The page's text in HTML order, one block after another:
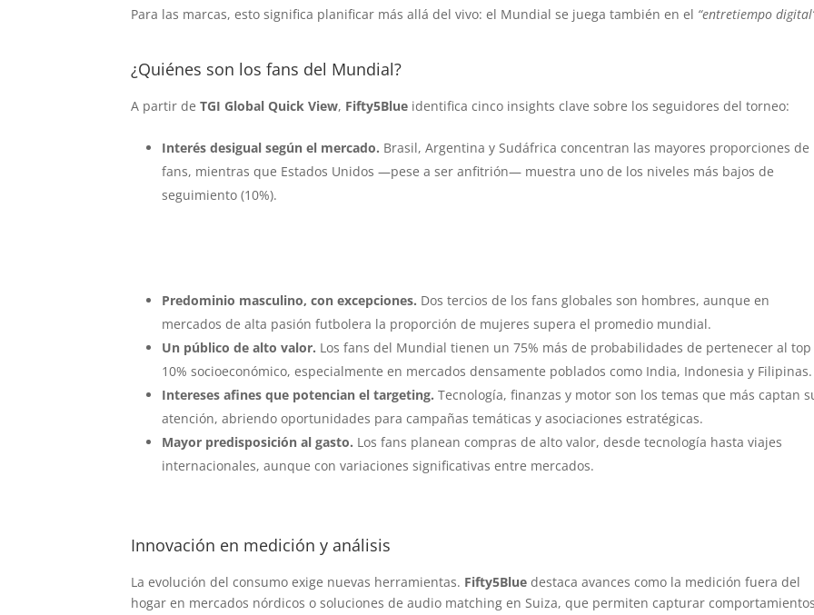
Para las marcas, esto significa planificar más allá del vivo: el Mundial se juega también en el “entretiempo
¿Quiénes son los fans del Mundial?
A partir deTGI Global Quick View, Fifty5Blue identifica cinco insights clave sobre los seguidores del torneo:
Interés desigual según el mercado. Brasil, Argentina y Sudáfrica concentran las mayores proporciones de
fans, mientras que Estados Unidos —pese a ser anfitrión— muestra uno de los niveles más bajos de
seguimiento (10%).
Predominio masculino, con excepciones. Dos tercios de los fans globales son hombres, aunque en
mercados de alta pasión futbolera la proporción de mujeres supera el promedio mundial.
Un público de alto valor. Los fans del Mundial tienen un 75% más de probabilidades de pertenecer al top
10% socioeconómico, especialmente en mercados densamente poblados como India, Indonesia y Filipinas.
Intereses afines que potencian el targeting.Tecnología, finanzas y motor son los temas que más captan
atención, abriendo oportunidades para campañas temáticas y asociaciones estratégicas.
Mayor predisposición al gasto. Los fans planean compras de alto valor, desde tecnología hasta viajes
internacionales, aunque con variaciones significativas entre mercados.
Innovación en medición y análisis
La evolución del consumo exige nuevas herramientas. Fifty5Blue destaca avances como la medición fuera del
hogar en mercados nórdicos o soluciones de audio matching en Suiza, que permiten capturar